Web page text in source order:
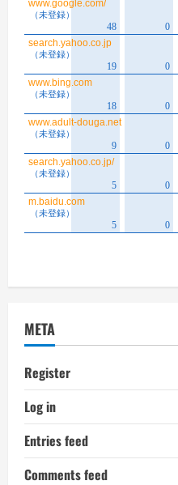
META
Register
Log in
Entries feed
Comments feed